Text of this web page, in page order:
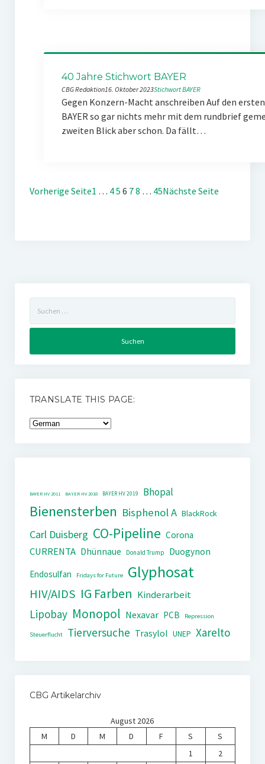
40 Jahre Stichwort BAYER
CBG Redaktion16. Oktober 2023Stichwort BAYER
Gegen Konzern-Macht anschreiben Auf den
BAYER so gar nichts mehr mit dem rundbrief
zweiten Blick aber schon. Da fällt…
Vorherige Seite1 … 45 6 78 … 45Nächste Seite
nach:
TRANSLATE THIS PAGE:
BAYER HV 2011 BAYER HV 2018 BAYER HV 2019 Bhopal
Bienensterben Bisphenol A BlackRock
Carl Duisberg CO-Pipeline Corona
CURRENTA Dhünnaue Donald Trump
Duogynon
Endosulfan
Fridays for Future Glyphosat
HIV/AIDS IG Farben Kinderarbeit
Lipobay Monopol Nexavar PCB Repression
Steuerflucht Tierversuche Trasylol UNEP Xarelto
CBG Artikelarchiv
August 2026
M
D M D F S
S
1
2